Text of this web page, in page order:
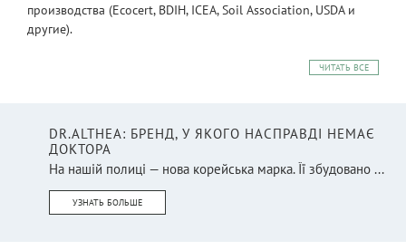
производства (Ecocert, BDIH, ICEA, Soil Association, USDA и
другие).
ЧИТАТЬ ВСЕ
DR.ALTHEA: БРЕНД, У ЯКОГО НАСПРАВДІ НЕМАЄ
ДОКТОРА
На нашій полиці — нова корейська марка. Її збудовано ...
УЗНАТЬ БОЛЬШЕ